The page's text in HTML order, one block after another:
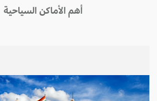
أهم الأماكن السياحية